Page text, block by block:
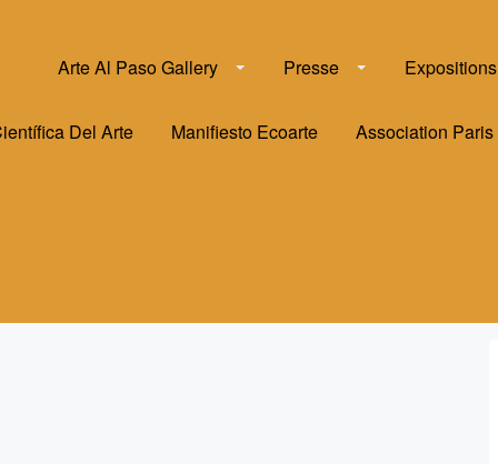
Arte Al Paso Gallery Presse Expositions
Del Arte Manifiesto Ecoarte Association Paris